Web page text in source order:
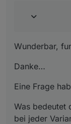
Wunderbar,
Danke…
Eine Frage
Was bedeutet
bei jeder